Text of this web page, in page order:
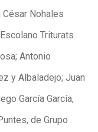
Nohales
Triturats
Antonio
y Albaladejo; Juan
García García,
de Grupo